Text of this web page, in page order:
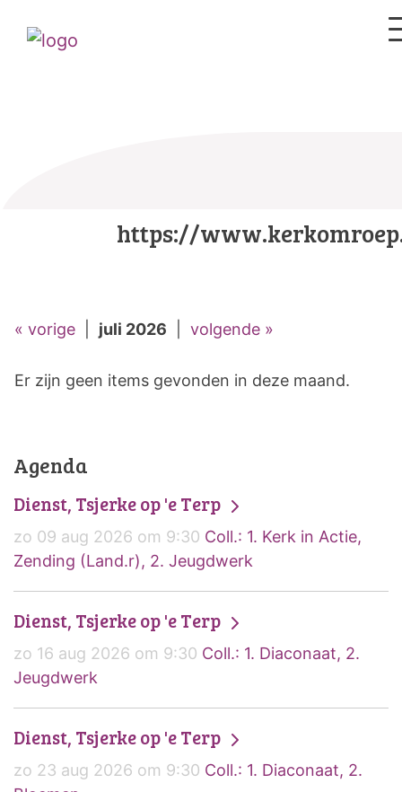
https://
« vorige juli 2026 volgende »
Er zijn geen items gevonden in deze maand.
Agenda
Dienst, Tsjerke op 'e Terp
zo 09 aug 2026 om 9:30 Coll.: 1. Kerk in Actie,
Zending (Land.r), 2. Jeugdwerk
Dienst, Tsjerke op 'e Terp
zo 16 aug 2026 om 9:30 Coll.: 1. Diaconaat, 2.
Jeugdwerk
Dienst, Tsjerke op 'e Terp
zo 23 aug 2026 om 9:30 Coll.: 1. Diaconaat, 2.